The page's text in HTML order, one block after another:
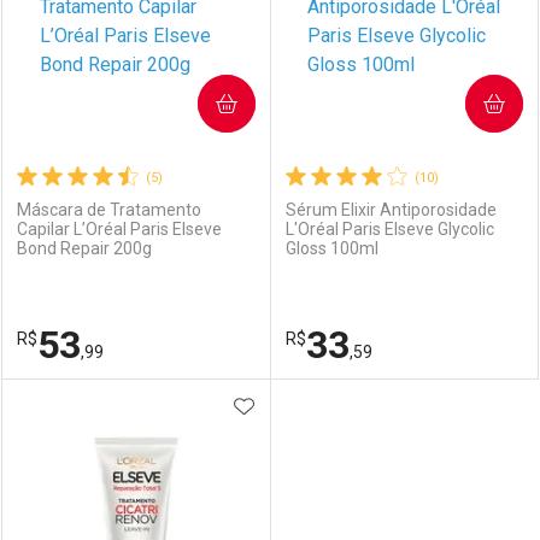
(5)
Máscara de Tratamento
Capilar L’Oréal Paris Elseve
Bond Repair 200g
R$53,99
COMPRAR
Laboratório
Por Menos
(10)
Sérum Elixir Antiporosidade
L'Oréal Paris Elseve Glycolic
Gloss 100ml
R$33,59
COMPRAR
ADICIONAR AOS FAVORITOS